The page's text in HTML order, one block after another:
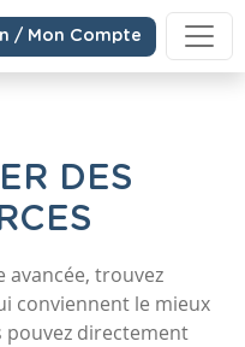
/ Mon Compte
DES
avancée, trouvez
conviennent le mieux
pouvez directement